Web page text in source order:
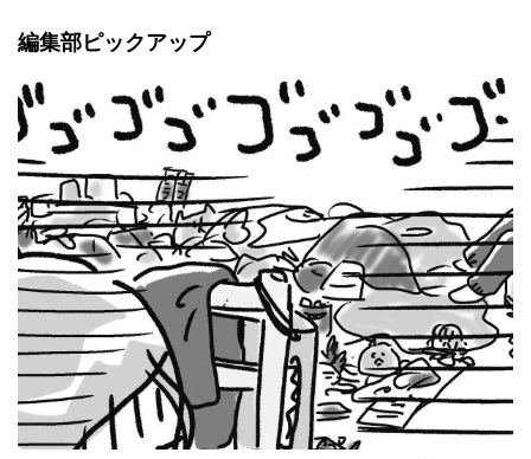
編集部ピックアップ